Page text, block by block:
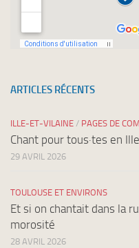
ARTICLES RÉCENTS
ILLE-ET-VILAINE / PAGES DE
Chant pour tous·tes en
29 AVRIL 2026
TOULOUSE ET ENVIRONS
Et si on chantait dans la
morosité
28 AVRIL 2026